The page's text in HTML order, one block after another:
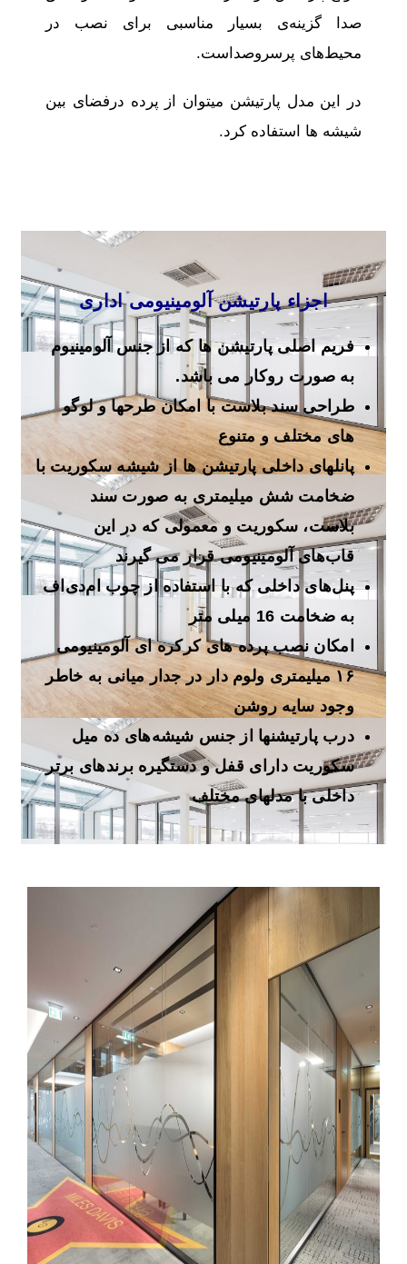
صدا گزینه‌ی بسیار مناسبی برای نصب در
محیط‌های پرسروصداست.
در این مدل پارتیشن میتوان از پرده درفضای بین
شیشه ها استفاده کرد.
اجزاء پارتیشن آلومینیومی اداری
فریم اصلی پارتیشن ها که از جنس آلومینیوم
به صورت روکار می باشد.
طراحی سند بلاست با امکان طرحها و لوگو
های مختلف و متنوع
پانلهای داخلی پارتیشن ها از شیشه سکوریت با
ضخامت شش میلیمتری به صورت سند
بلاست، سکوریت و معمولی که در این
قاب‌های آلومینیومی قرار می ‌گیرند
پنل‌های داخلی که با استفاده از چوب ام‌دی‌اف
به ضخامت 16 میلی متر
امکان نصب پرده های کرکره ای آلومینیومی
۱۶ میلیمتری ولوم دار در جدار میانی به خاطر
وجود سایه روشن
درب پارتیشنها از جنس شیشه‌های ده میل
سکوریت دارای قفل و دستگیره برندهای برتر
داخلی با مدلهای مختلف